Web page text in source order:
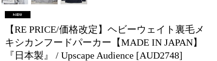
【RE PRICE/価格改定】ヘビーウェイト裏毛メ
キシカンフードパーカー【MADE IN JAPAN】
『日本製』 / Upscape Audience [AUD2748]